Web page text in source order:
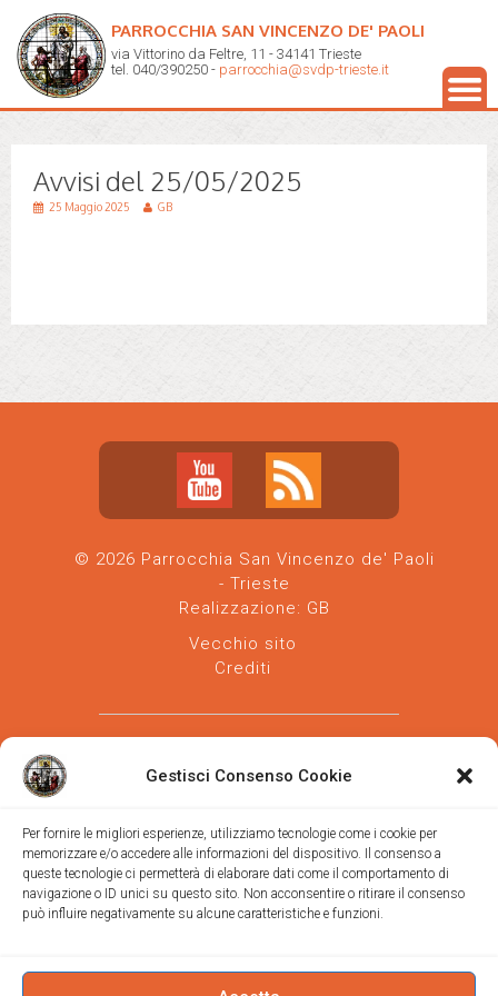
Gestisci Consenso Cookie
Per fornire le migliori esperienze, utilizziamo tecnologie come i cookie per
memorizzare e/o accedere alle informazioni del dispositivo. Il consenso a
queste tecnologie ci permetterà di elaborare dati come il comportamento di
navigazione o ID unici su questo sito. Non acconsentire o ritirare il consenso
può influire negativamente su alcune caratteristiche e funzioni.
PARROCCHIA SAN VINCENZO DE' PAOLI
via Vittorino da Feltre, 11 - 34141 Trieste
tel. 040/390250 - parrocchia@svdp-trieste.it
Avvisi del 25/05/2025
25 Maggio 2025 GB
© 2026 Parrocchia San Vincenzo de' Paoli
- Trieste
Realizzazione: GB
Vecchio sito
Crediti
Parrocchia san Vincenzo de' Paoli-Diocesi
di Trieste
via Vittorino da Feltre, 11 (chiesa)
Trieste